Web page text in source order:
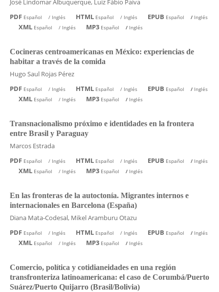
José Lindomar Albuquerque, Luiz Fábio Paiva
PDF Español / Inglés HTML Español / Inglés EPUB Español / Inglés
XML Español / Inglés MP3 Español / Inglés
Cocineras centroamericanas en México: experiencias de
habitar a través de la comida
Hugo Saul Rojas Pérez
PDF Español / Inglés HTML Español / Inglés EPUB Español / Inglés
XML Español / Inglés MP3 Español / Inglés
Transnacionalismo próximo e identidades en la frontera
entre Brasil y Paraguay
Marcos Estrada
PDF Español / Inglés HTML Español / Inglés EPUB Español / Inglés
XML Español / Inglés MP3 Español / Inglés
En las fronteras de la autoctonía. Migrantes internos e
internacionales en Barcelona (España)
Diana Mata-Codesal, Mikel Aramburu Otazu
PDF Español / Inglés HTML Español / Inglés EPUB Español / Inglés
XML Español / Inglés MP3 Español / Inglés
Comercio, política y cotidianeidades en una región
transfronteriza latinoamericana: el caso de Corumbá/Puerto
Suárez/Puerto Quijarro (Brasil/Bolivia)